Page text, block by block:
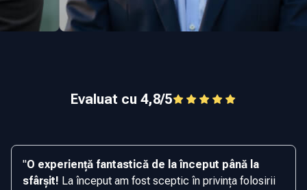
Evaluat cu 4,8/5
"O experiență fantastică de la început până la
sfârșit! La început am fost sceptic în privința folosirii